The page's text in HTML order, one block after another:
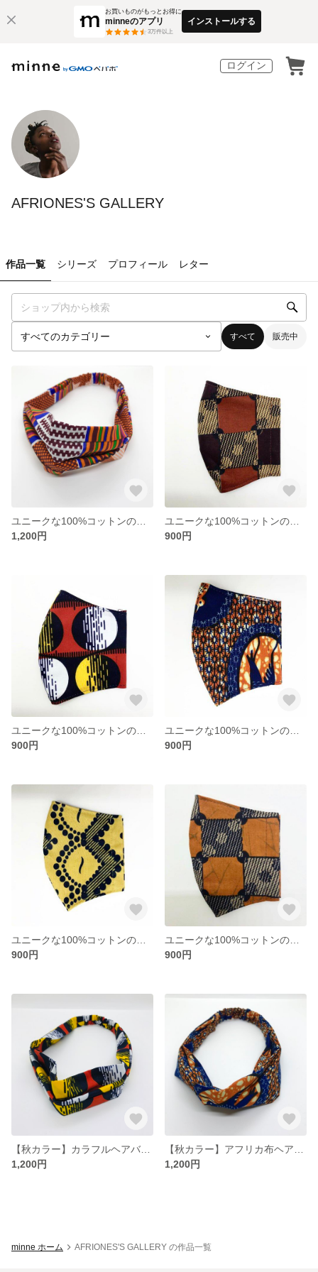
お買いものがもっとお得に
minneのアプリ
3万件以上
インストールする
ログイン
AFRIONES'S GALLERY
作品一覧 シリーズ プロフィール レター
すべて 販売中
1,200円
900円
900円
900円
900円
900円
【秋カラー】カラフルヘアバンド
1,200円
1,200円
minne ホーム AFRIONES'S GALLERY の作品一覧